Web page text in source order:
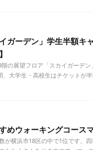
ガーデン」学生半額キ
の展望フロア「スカイガーデ
大学生・高校生はチケットが
めウォーキングコース
が横浜市18区の中で1位です。